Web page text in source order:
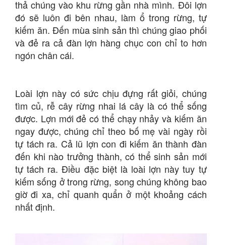
thả chúng vào khu rừng gần nhà mình. Đôi lợn
đó sẽ luôn đi bên nhau, làm ổ trong rừng, tự
kiếm ăn. Đến mùa sinh sản thì chúng giao phối
và đẻ ra cả đàn lợn hàng chục con chỉ to hơn
ngón chân cái.
Loài lợn này có sức chịu đựng rất giỏi, chúng
tìm củ, rễ cây rừng nhai lá cây là có thể sống
được. Lợn mới đẻ có thể chạy nhảy và kiếm ăn
ngay được, chúng chỉ theo bố mẹ vài ngày rồi
tự tách ra. Cả lũ lợn con đi kiếm ăn thành đàn
đến khi nào trưởng thành, có thể sinh sản mới
tự tách ra. Điều đặc biệt là loài lợn này tuy tự
kiếm sống ở trong rừng, song chúng không bao
giờ đi xa, chỉ quanh quẩn ở một khoảng cách
nhất định.